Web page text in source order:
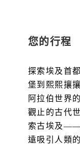
您的行程
探索埃及首
堡到熙熙攘
阿拉伯世界
觀止的古代
索古埃及——
遠吸引人類